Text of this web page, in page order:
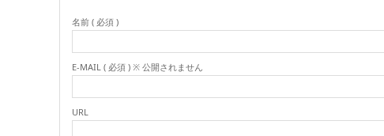
名前 ( 必須 )
E-MAIL ( 必須 ) ※ 公開されません
URL